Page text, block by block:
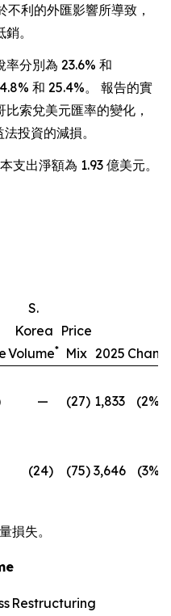
利的外匯影響所導致，
。
分別為 23.6% 和
和 25.4%。 報告的實
索兌美元匯率的變化，
投資的減損。
支出淨額為 1.93 億美元。
S.
Korea
Volume*
Price
Mix 2025
— (27) 1,833 (2%)
(24) (75) 3,646 (3%)
損失。
Restructuring